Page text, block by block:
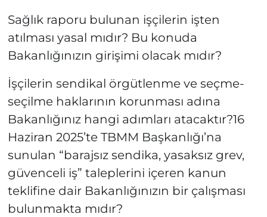
Sağlık raporu bulunan işçilerin işten
atılması yasal mıdır? Bu konuda
Bakanlığınızın girişimi olacak mıdır?
İşçilerin sendikal örgütlenme ve seçme-
seçilme haklarının korunması adına
Bakanlığınız hangi adımları atacaktır?16
Haziran 2025’te TBMM Başkanlığı’na
sunulan “barajsız sendika, yasaksız grev,
güvenceli iş” taleplerini içeren kanun
teklifine dair Bakanlığınızın bir çalışması
bulunmakta mıdır?